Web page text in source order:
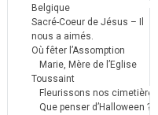
Belgique
Sacré-Coeur de Jésus – Il
nous a aimés.
Où fêter l’Assomption
Marie, Mère de l’Eglise
Toussaint
Fleurissons nos cimetières
Que penser d’Halloween ?